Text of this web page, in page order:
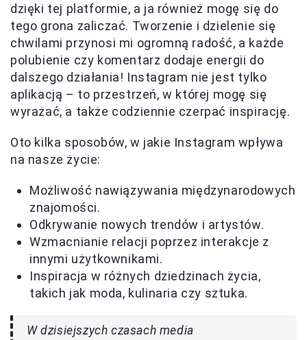
dzięki tej platformie, a ja również mogę się do
tego grona zaliczać. Tworzenie i dzielenie się
chwilami przynosi mi ogromną radość, a każde
polubienie czy komentarz dodaje energii do
dalszego działania! Instagram nie jest tylko
aplikacją – to przestrzeń, w której mogę się
wyrażać, a także codziennie czerpać inspirację.
Oto kilka sposobów, w jakie Instagram wpływa
na nasze życie:
Możliwość nawiązywania międzynarodowych
znajomości.
Odkrywanie nowych trendów i artystów.
Wzmacnianie relacji poprzez interakcje z
innymi użytkownikami.
Inspiracja w różnych dziedzinach życia,
takich jak moda, kulinaria czy sztuka.
W dzisiejszych czasach media